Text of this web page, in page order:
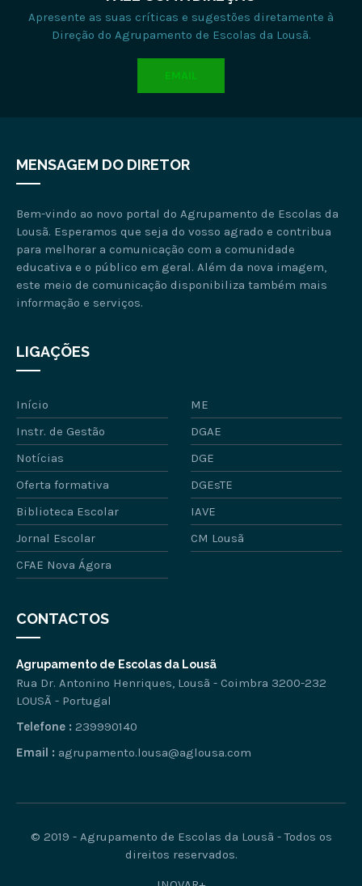
Apresente as suas críticas e sugestões diretamente à
Direção do Agrupamento de Escolas da Lousã.
EMAIL
MENSAGEM DO DIRETOR
Bem-vindo ao novo portal do Agrupamento de Escolas da
Lousã. Esperamos que seja do vosso agrado e contribua
para melhorar a comunicação com a comunidade
educativa e o público em geral. Além da nova imagem,
este meio de comunicação disponibiliza também mais
informação e serviços.
LIGAÇÕES
Início
ME
Instr. de Gestão
DGAE
Notícias
DGE
Oferta formativa
DGEsTE
Biblioteca Escolar
IAVE
Jornal Escolar
CM Lousã
CFAE Nova Ágora
CONTACTOS
Agrupamento de Escolas da Lousã
Rua Dr. Antonino Henriques, Lousã - Coimbra 3200-232
LOUSÃ - Portugal
Telefone : 239990140
Email : agrupamento.lousa@aglousa.com
© 2019 - Agrupamento de Escolas da Lousã - Todos os
direitos reservados.